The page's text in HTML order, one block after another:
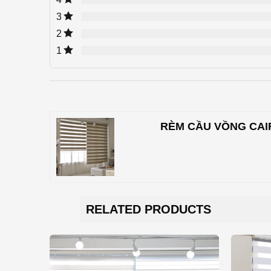
3
2
1
RÈM CẦU VỒNG
RELATED PRODUCTS